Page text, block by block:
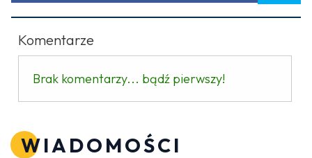
Komentarze
Brak komentarzy... bądź pierwszy!
WIADOMOŚCI